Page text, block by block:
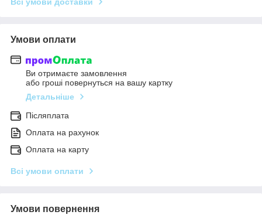
Умови оплати
Ви отримаєте замовлення
або гроші повернуться на вашу картку
Детальніше
Післяплата
Оплата на рахунок
Оплата на карту
Всі умови оплати
Умови повернення